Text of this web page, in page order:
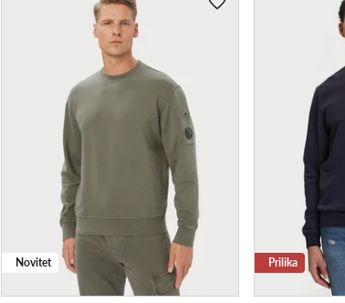
Novitet Prilika